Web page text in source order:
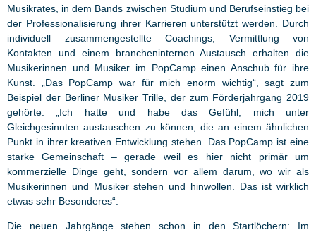
Musikrates, in dem Bands zwischen Studium und Berufseinstieg bei
der Professionalisierung ihrer Karrieren unterstützt werden. Durch
individuell zusammengestellte Coachings, Vermittlung von
Kontakten und einem brancheninternen Austausch erhalten die
Musikerinnen und Musiker im PopCamp einen Anschub für ihre
Kunst. „Das PopCamp war für mich enorm wichtig“, sagt zum
Beispiel der Berliner Musiker Trille, der zum Förderjahrgang 2019
gehörte. „Ich hatte und habe das Gefühl, mich unter
Gleichgesinnten austauschen zu können, die an einem ähnlichen
Punkt in ihrer kreativen Entwicklung stehen. Das PopCamp ist eine
starke Gemeinschaft – gerade weil es hier nicht primär um
kommerzielle Dinge geht, sondern vor allem darum, wo wir als
Musikerinnen und Musiker stehen und hinwollen. Das ist wirklich
etwas sehr Besonderes“.
Die neuen Jahrgänge stehen schon in den Startlöchern: Im